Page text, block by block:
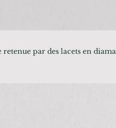
par des lacets en